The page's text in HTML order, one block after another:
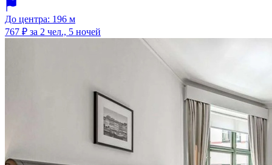
До центра: 196 м
767 ₽ за 2 чел., 5 ночей